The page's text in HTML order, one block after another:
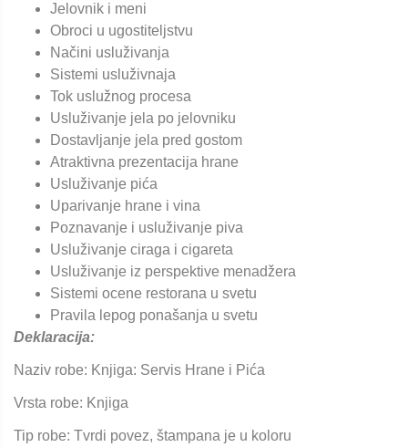
Jelovnik i meni
Obroci u ugostiteljstvu
Načini usluživanja
Sistemi usluživnaja
Tok uslužnog procesa
Usluživanje jela po jelovniku
Dostavljanje jela pred gostom
Atraktivna prezentacija hrane
Usluživanje pića
Uparivanje hrane i vina
Poznavanje i usluživanje piva
Usluživanje ciraga i cigareta
Usluživanje iz perspektive menadžera
Sistemi ocene restorana u svetu
Pravila lepog ponašanja u svetu
Deklaracija:
Naziv robe: Knjiga: Servis Hrane i Pića
Vrsta robe: Knjiga
Tip robe: Tvrdi povez, štampana je u koloru